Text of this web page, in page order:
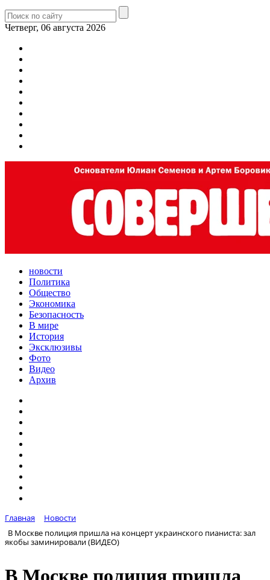
Четверг, 06 августа 2026
новости
Политика
Общество
Экономика
Безопасность
В мире
История
Эксклюзивы
Фото
Видео
Архив
Главная
Новости
В Москве полиция пришла на концерт украинского пианиста: зал
якобы заминировали (ВИДЕО)